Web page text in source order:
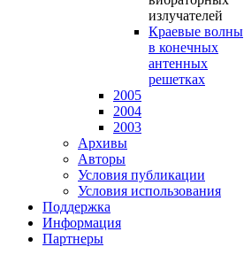
излучателей
Краевые волны
в конечных
антенных
решетках
2005
2004
2003
Архивы
Авторы
Условия публикации
Условия использования
Поддержка
Информация
Партнеры